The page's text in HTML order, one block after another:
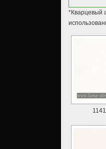
*Кварцевый